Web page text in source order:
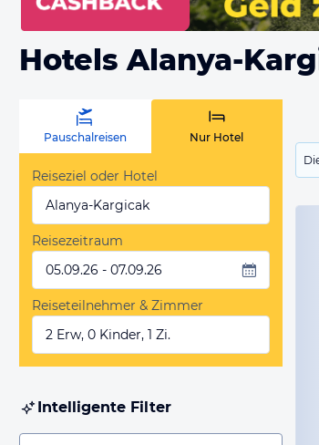
Hotels Alanya-
Pauschalreisen Nur Hotel
Reiseziel oder Hotel
Alanya-Kargicak
Reisezeitraum
05.09.26 - 07.09.26
Reiseteilnehmer & Zimmer
2 Erw, 0 Kinder, 1 Zi.
Intelligente Filter